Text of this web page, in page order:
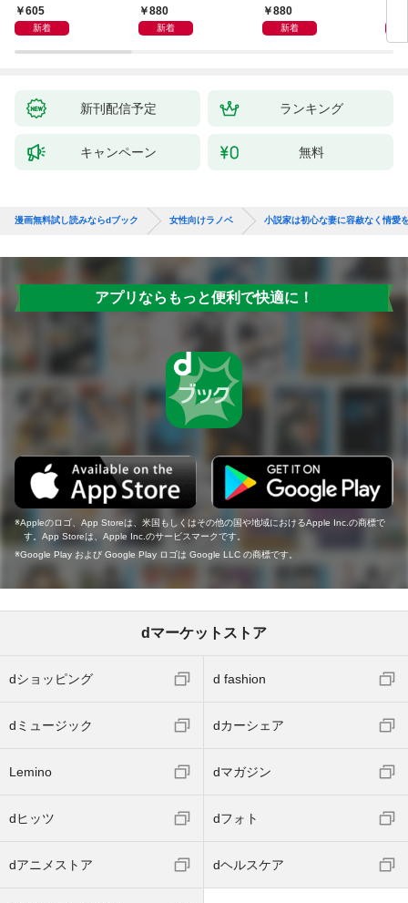
ナル】
605
新着
ます880
新着
880
新着
新刊配信予定 ランキング
キャンペーン 無料
漫画無料試し読みならdブック 女性向けラノベ 小説家は初心な妻に容赦なく情愛
アプリならもっと便利で快適に！
Appleのロゴ、App Storeは、米国もしくはその他の国や地域におけるApple Inc.の商標で
す。App Storeは、Apple Inc.のサービスマークです。
Google Play および Google Play ロゴは Google LLC の商標です。
dマーケットストア
dショッピング d fashion
dミュージック dカーシェア
Lemino dマガジン
dヒッツ dフォト
dアニメストア dヘルスケア